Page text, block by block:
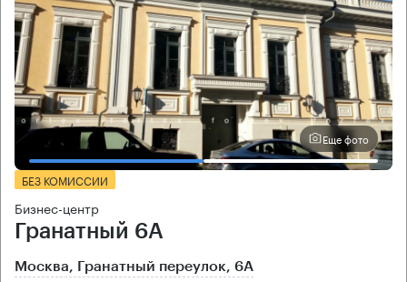
Еще фото
БЕЗ КОМИССИИ
Бизнес-центр
Гранатный 6А
Москва, Гранатный переулок, 6А